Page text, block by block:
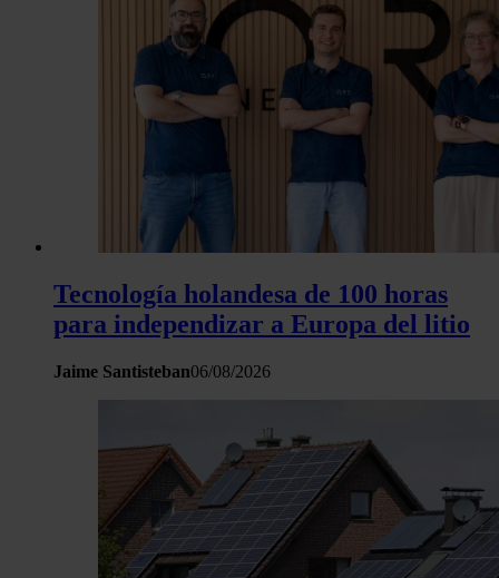
Tecnología holandesa de 100 horas
para independizar a Europa del litio
Jaime Santisteban06/08/2026